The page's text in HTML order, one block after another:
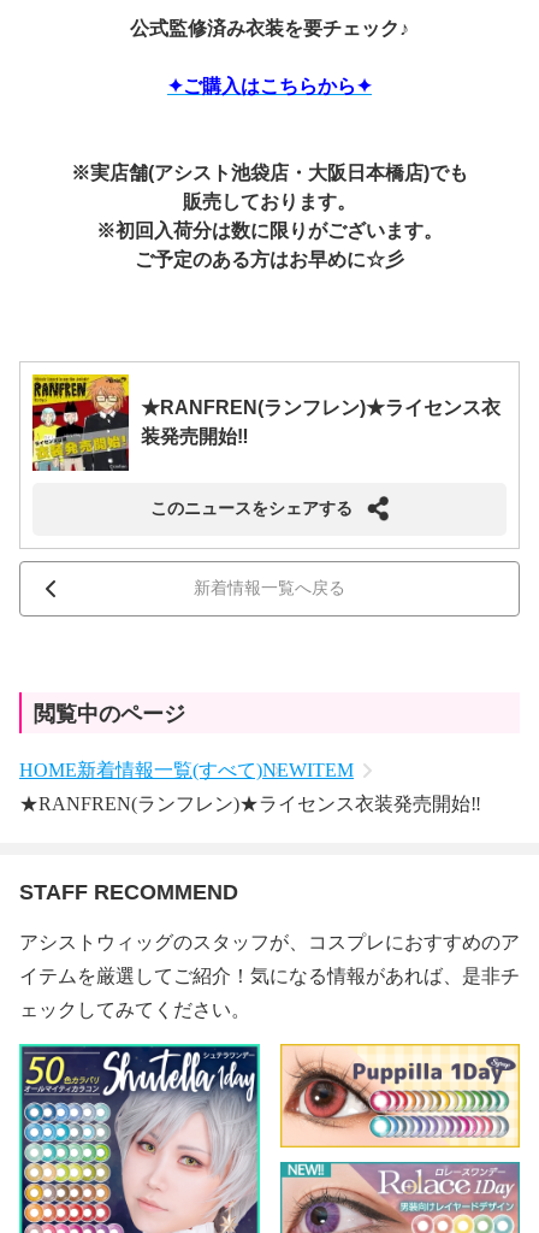
公式監修済み衣装を要チェック♪
✦ご購入はこちらから✦
※実店舗(アシスト池袋店・大阪日本橋店)でも
販売しております。
※初回入荷分は数に限りがございます。
ご予定のある方はお早めに☆彡
★RANFREN(ランフレン)★ライセンス衣
装発売開始‼
このニュースをシェアする
新着情報一覧へ戻る
閲覧中のページ
HOME新着情報一覧(すべて)NEWITEM
★RANFREN(ランフレン)★ライセンス衣装発売開始‼
STAFF RECOMMEND
アシストウィッグのスタッフが、コスプレにおすすめのア
イテムを厳選してご紹介！気になる情報があれば、是非チ
ェックしてみてください。